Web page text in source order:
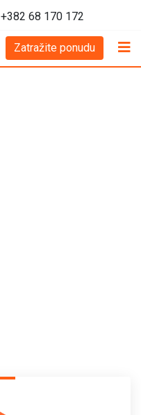
+382 68 170 172
Zatražite ponudu